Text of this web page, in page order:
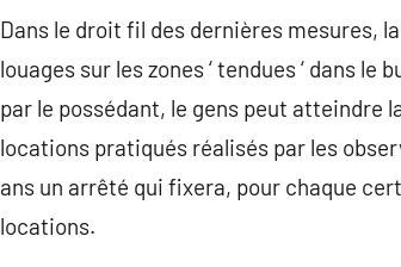
Dans le droit fil des dernières mesures,
louages sur les zones ‘ tendues ‘ dans
par le possédant, le gens peut atteindre
locations pratiqués réalisés par les
ans un arrêté qui fixera, pour chaque
locations.